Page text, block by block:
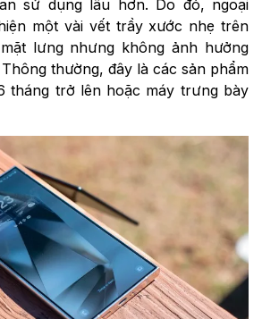
sử dụng lâu hơn. Do đó, ngoại
một vài vết trầy xước nhẹ trên
lưng nhưng không ảnh hưởng
thường, đây là các sản phẩm
tháng trở lên hoặc máy trưng bày